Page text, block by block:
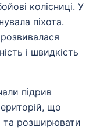
колісниці. У
піхота.
і швидкість
підрив
що
та розширювати